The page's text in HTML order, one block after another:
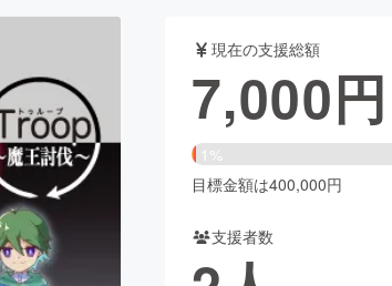
舞台・パフォーマンス
フード・飲食店
アニメ・漫画
ビューティー・ヘルスケア
現在の支援総額
7,000円
1%
目標金額は400,000円
支援者数